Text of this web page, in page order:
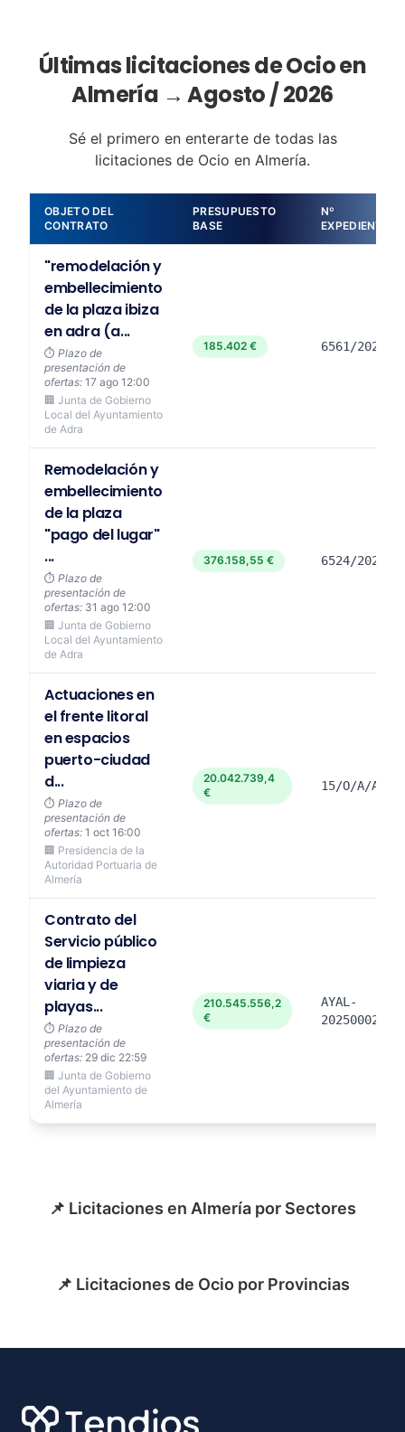
Últimas licitaciones de Ocio en
Almería → Agosto / 2026
Sé el primero en enterarte de todas las
licitaciones de Ocio en Almería.
OBJETO DEL
CONTRATO
PRESUPUESTO
BASE
Nº
EXPEDIENTE
"remodelación y
embellecimiento
de la plaza ibiza
en adra (a...
⏱️ Plazo de
presentación de
ofertas: 17 ago 12:00
🏢 Junta de Gobierno
Local del Ayuntamiento
de Adra
185.402 € 6561/2026
Remodelación y
embellecimiento
de la plaza
"pago del lugar"
...
⏱️ Plazo de
presentación de
ofertas: 31 ago 12:00
🏢 Junta de Gobierno
Local del Ayuntamiento
de Adra
376.158,55 € 6524/2026
Actuaciones en
el frente litoral
en espacios
puerto-ciudad
d...
⏱️ Plazo de
presentación de
ofertas: 1 oct 16:00
🏢 Presidencia de la
Autoridad Portuaria de
Almería
20.042.739,4
€
15/O/A/AL26
Contrato del
Servicio público
de limpieza
viaria y de
playas...
⏱️ Plazo de
presentación de
ofertas: 29 dic 22:59
🏢 Junta de Gobierno
del Ayuntamiento de
Almería
210.545.556,2
€
AYAL-
2025000231
📌 Licitaciones en Almería por Sectores
📌 Licitaciones de Ocio por Provincias